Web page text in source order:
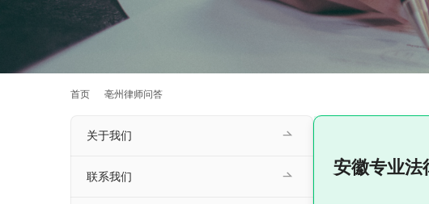
首页 亳州律师问答
安徽专业法
关于我们
联系我们